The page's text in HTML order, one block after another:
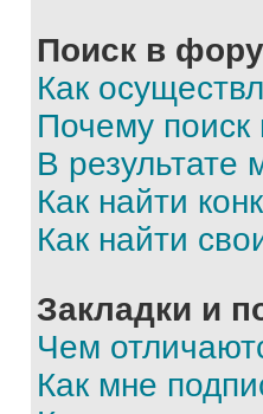
Поиск в
Как
Почему поиск
В результате
Как найти
Как найти
Закладки и
Чем
Как мне